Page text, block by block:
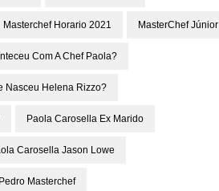
Masterchef Horario 2021 MasterChef Júnior
Com A Chef Paola?
Nasceu Helena Rizzo?
Paola Carosella Ex Marido
Carosella Jason Lowe
Pedro Masterchef